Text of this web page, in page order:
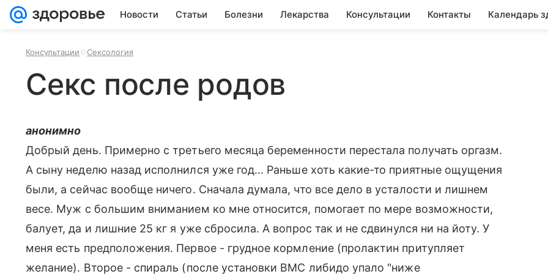
Новости Статьи Болезни Лекарства Консультации Контакты Календарь
Консультации Сексология
Секс после родов
анонимно
Добрый день. Примерно с третьего месяца беременности перестала получать оргазм.
А сыну неделю назад исполнился уже год... Раньше хоть какие-то приятные ощущения
были, а сейчас вообще ничего. Сначала думала, что все дело в усталости и лишнем
весе. Муж с большим вниманием ко мне относится, помогает по мере возможности,
балует, да и лишние 25 кг я уже сбросила. А вопрос так и не сдвинулся ни на йоту. У
меня есть предположения. Первое - грудное кормление (пролактин притупляет
желание). Второе - спираль (после установки ВМС либидо упало "ниже